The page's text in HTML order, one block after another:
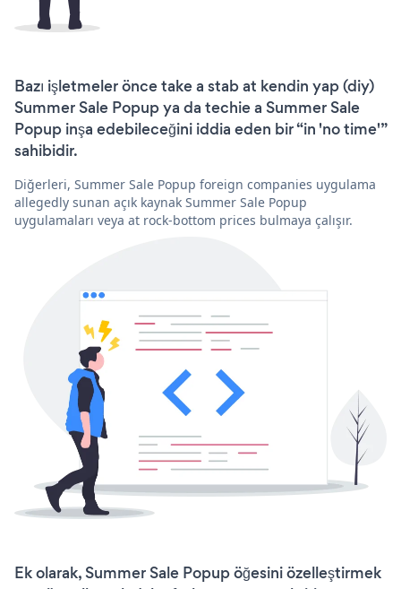
Bazı işletmeler önce take a stab at kendin yap (diy)
Summer Sale Popup ya da techie a Summer Sale
Popup inşa edebileceğini iddia eden bir “in 'no time'”
sahibidir.
Diğerleri, Summer Sale Popup foreign companies uygulama
allegedly sunan açık kaynak Summer Sale Popup
uygulamaları veya at rock-bottom prices bulmaya çalışır.
Ek olarak, Summer Sale Popup öğesini özelleştirmek